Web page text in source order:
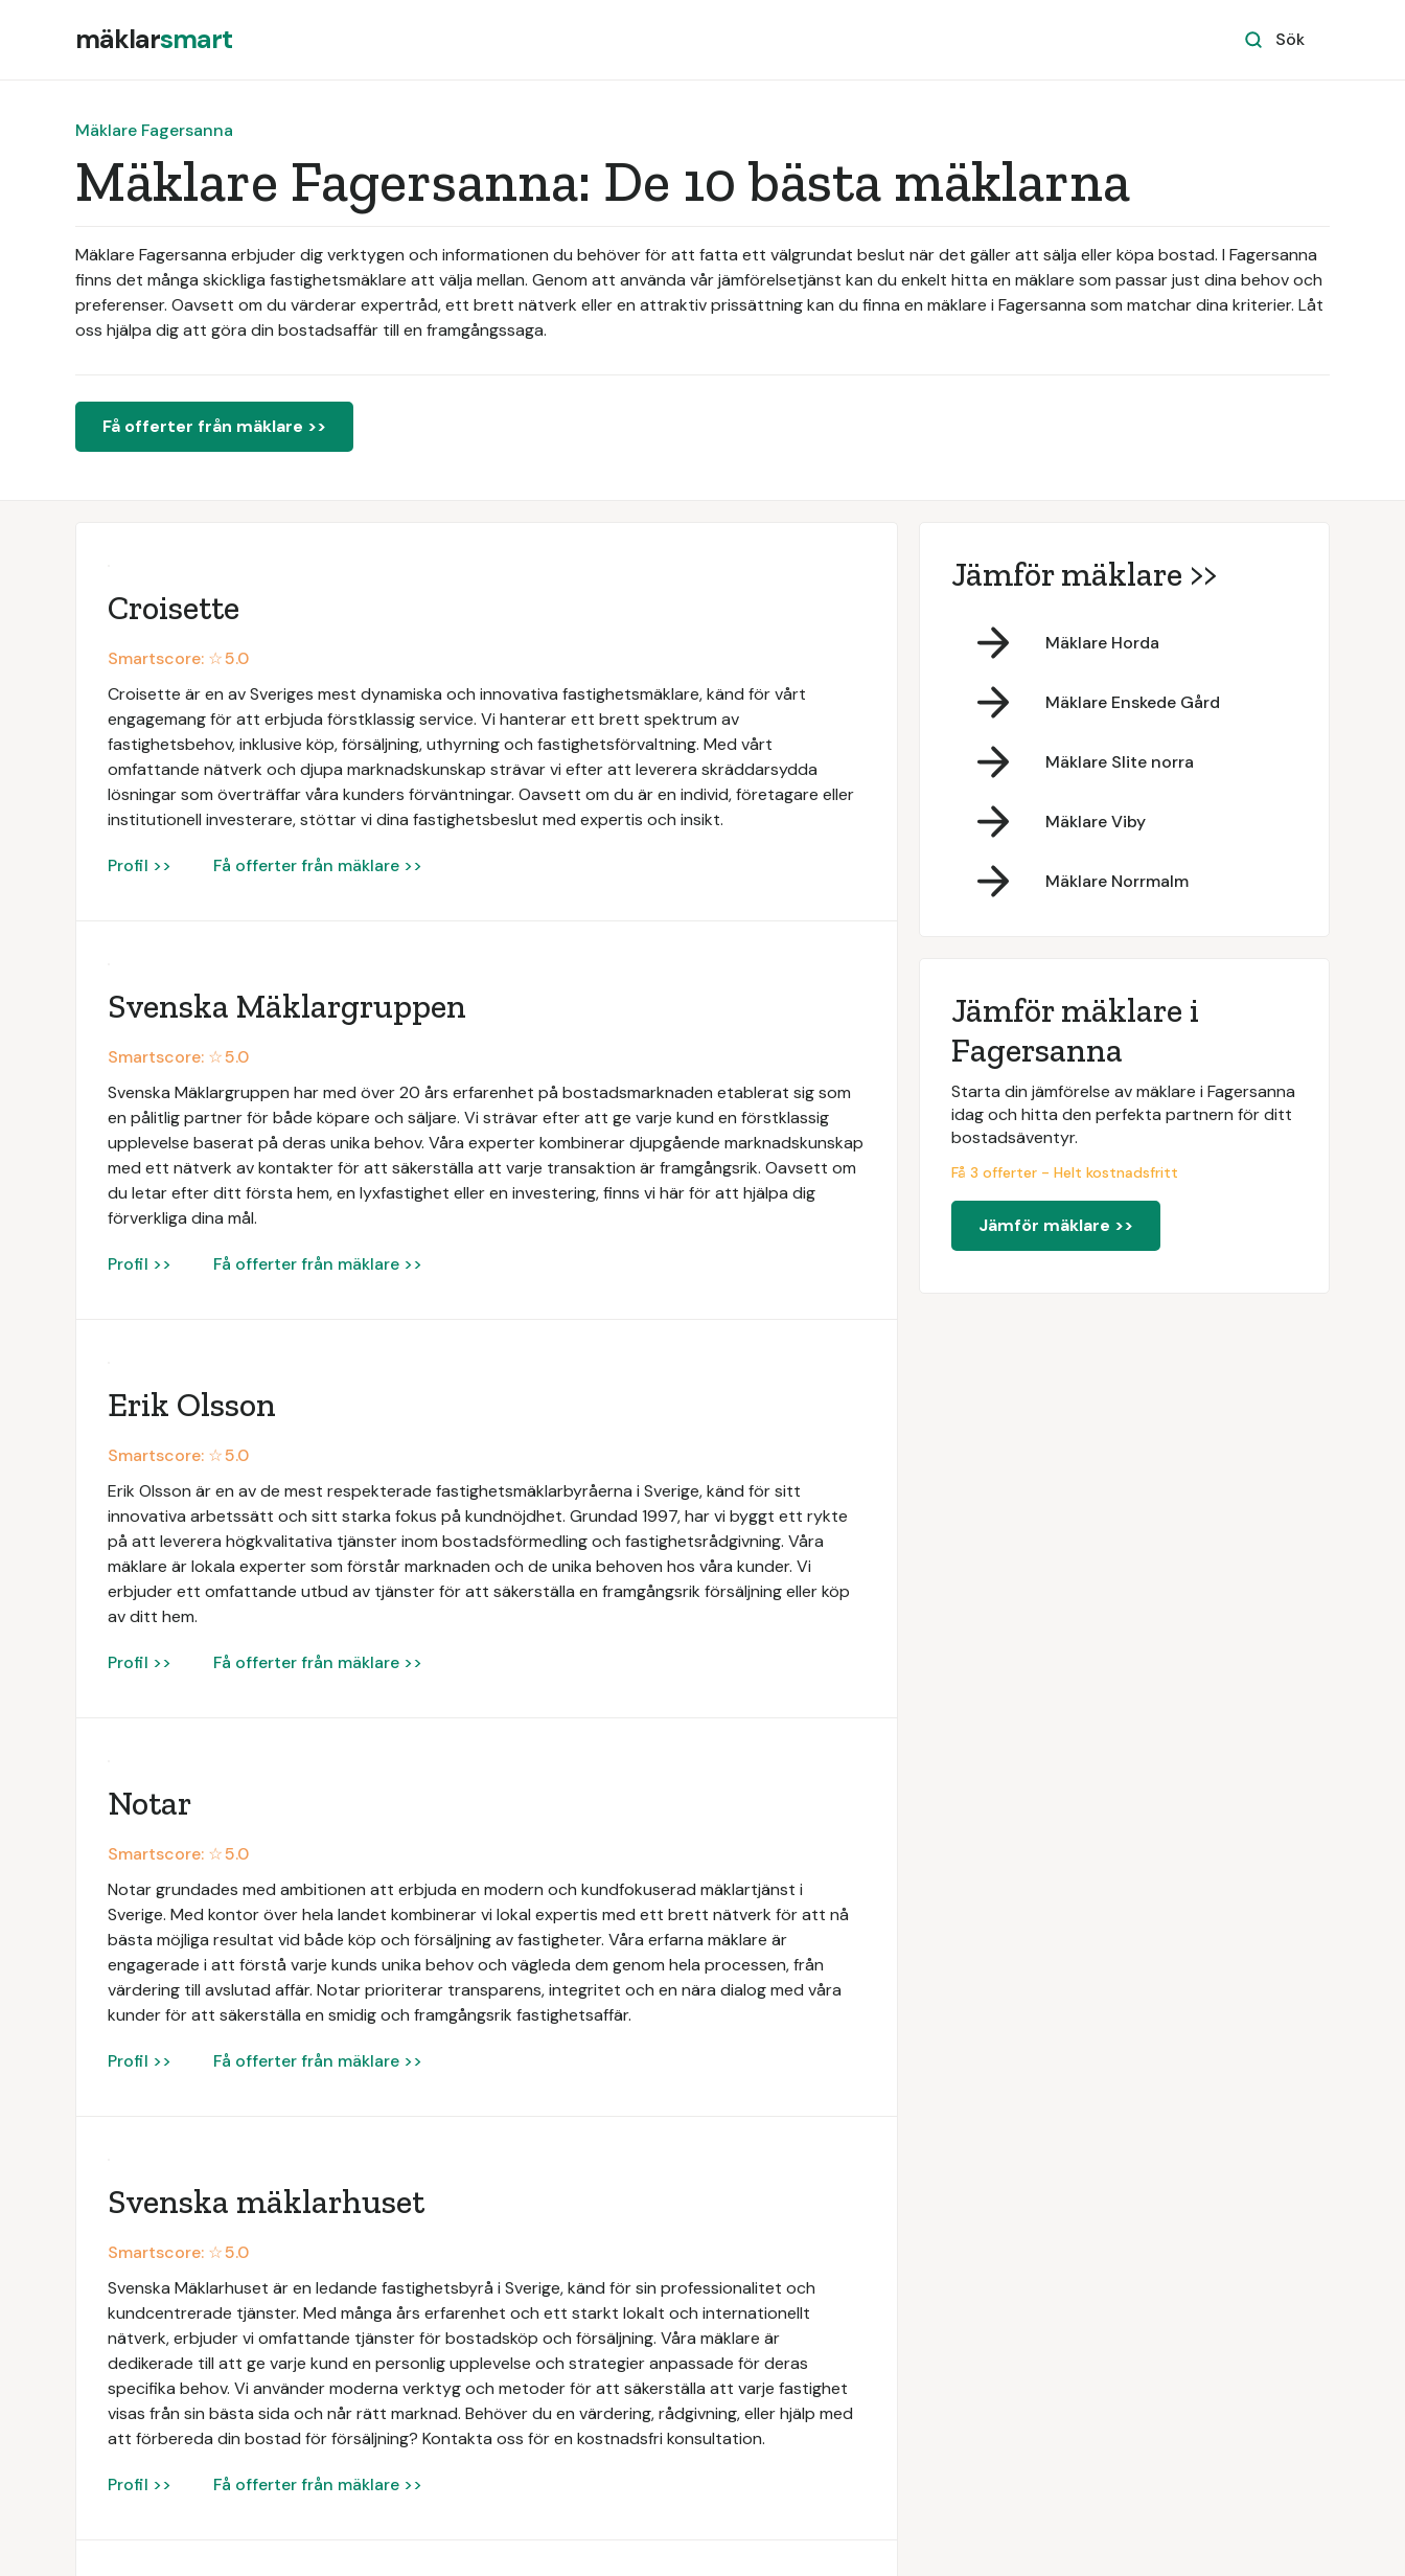
mäklarsmart Sök
Mäklare Fagersanna
Mäklare Fagersanna: De 10 bästa mäklarna
Mäklare Fagersanna erbjuder dig verktygen och informationen du behöver för att fatta ett välgrundat beslut när det gäller att sälja eller köpa bostad. I Fagersanna
finns det många skickliga fastighetsmäklare att välja mellan. Genom att använda vår jämförelsetjänst kan du enkelt hitta en mäklare som passar just dina behov och
preferenser. Oavsett om du värderar expertråd, ett brett nätverk eller en attraktiv prissättning kan du finna en mäklare i Fagersanna som matchar dina kriterier. Låt
oss hjälpa dig att göra din bostadsaffär till en framgångssaga.
Få offerter från mäklare >>
Croisette
Smartscore: ☆5.0
Croisette är en av Sveriges mest dynamiska och innovativa fastighetsmäklare, känd för vårt
engagemang för att erbjuda förstklassig service. Vi hanterar ett brett spektrum av
fastighetsbehov, inklusive köp, försäljning, uthyrning och fastighetsförvaltning. Med vårt
omfattande nätverk och djupa marknadskunskap strävar vi efter att leverera skräddarsydda
lösningar som överträffar våra kunders förväntningar. Oavsett om du är en individ, företagare eller
institutionell investerare, stöttar vi dina fastighetsbeslut med expertis och insikt.
Profil >> Få offerter från mäklare >>
Svenska Mäklargruppen
Smartscore: ☆5.0
Svenska Mäklargruppen har med över 20 års erfarenhet på bostadsmarknaden etablerat sig som
en pålitlig partner för både köpare och säljare. Vi strävar efter att ge varje kund en förstklassig
upplevelse baserat på deras unika behov. Våra experter kombinerar djupgående marknadskunskap
med ett nätverk av kontakter för att säkerställa att varje transaktion är framgångsrik. Oavsett om
du letar efter ditt första hem, en lyxfastighet eller en investering, finns vi här för att hjälpa dig
förverkliga dina mål.
Profil >> Få offerter från mäklare >>
Erik Olsson
Smartscore: ☆5.0
Erik Olsson är en av de mest respekterade fastighetsmäklarbyråerna i Sverige, känd för sitt
innovativa arbetssätt och sitt starka fokus på kundnöjdhet. Grundad 1997, har vi byggt ett rykte
på att leverera högkvalitativa tjänster inom bostadsförmedling och fastighetsrådgivning. Våra
mäklare är lokala experter som förstår marknaden och de unika behoven hos våra kunder. Vi
erbjuder ett omfattande utbud av tjänster för att säkerställa en framgångsrik försäljning eller köp
av ditt hem.
Profil >> Få offerter från mäklare >>
Notar
Smartscore: ☆5.0
Notar grundades med ambitionen att erbjuda en modern och kundfokuserad mäklartjänst i
Sverige. Med kontor över hela landet kombinerar vi lokal expertis med ett brett nätverk för att nå
bästa möjliga resultat vid både köp och försäljning av fastigheter. Våra erfarna mäklare är
engagerade i att förstå varje kunds unika behov och vägleda dem genom hela processen, från
värdering till avslutad affär. Notar prioriterar transparens, integritet och en nära dialog med våra
kunder för att säkerställa en smidig och framgångsrik fastighetsaffär.
Profil >> Få offerter från mäklare >>
Svenska mäklarhuset
Smartscore: ☆5.0
Svenska Mäklarhuset är en ledande fastighetsbyrå i Sverige, känd för sin professionalitet och
kundcentrerade tjänster. Med många års erfarenhet och ett starkt lokalt och internationellt
nätverk, erbjuder vi omfattande tjänster för bostadsköp och försäljning. Våra mäklare är
dedikerade till att ge varje kund en personlig upplevelse och strategier anpassade för deras
specifika behov. Vi använder moderna verktyg och metoder för att säkerställa att varje fastighet
visas från sin bästa sida och når rätt marknad. Behöver du en värdering, rådgivning, eller hjälp med
att förbereda din bostad för försäljning? Kontakta oss för en kostnadsfri konsultation.
Profil >> Få offerter från mäklare >>
Jämför mäklare >>
Mäklare Horda
Mäklare Enskede Gård
Mäklare Slite norra
Mäklare Viby
Mäklare Norrmalm
Jämför mäklare i
Fagersanna
Starta din jämförelse av mäklare i Fagersanna
idag och hitta den perfekta partnern för ditt
bostadsäventyr.
Få 3 offerter - Helt kostnadsfritt
Jämför mäklare >>